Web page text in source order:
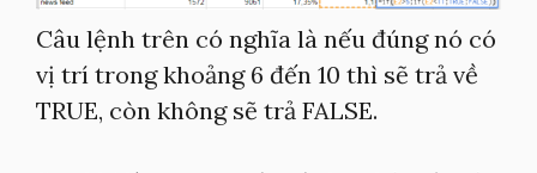
Câu lệnh trên có nghĩa là nếu đúng nó có
vị trí trong khoảng 6 đến 10 thì sẽ trả về
TRUE, còn không sẽ trả FALSE.